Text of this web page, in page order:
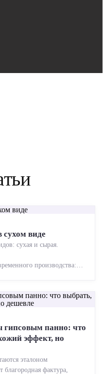
виде
сухая и сырая.
производства:
гипсовым панно: что
эффект, но
эталоном
благородная фактура,